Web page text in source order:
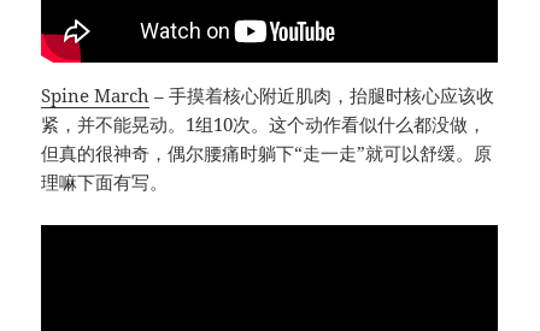
Spine March – 手摸着核心附近肌肉，抬腿时核心应该收
紧，并不能晃动。1组10次。这个动作看似什么都没做，
但真的很神奇，偶尔腰痛时躺下“走一走”就可以舒缓。原
理嘛下面有写。